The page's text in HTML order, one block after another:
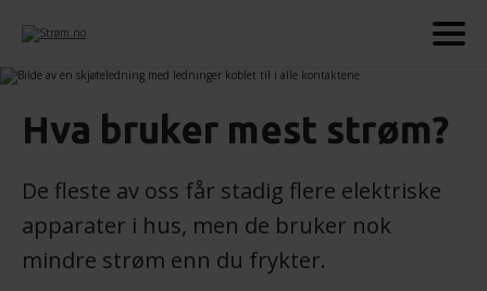
Hva bruker mest strøm?
De fleste av oss får stadig flere elektriske
apparater i hus, men de bruker nok
mindre strøm enn du frykter.